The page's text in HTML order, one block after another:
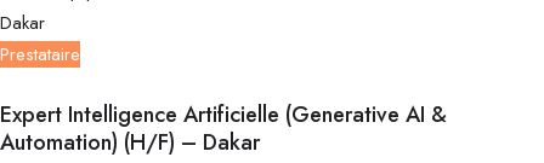
Dakar
Prestataire
Expert Intelligence Artificielle (Generative AI &
Automation) (H/F) – Dakar